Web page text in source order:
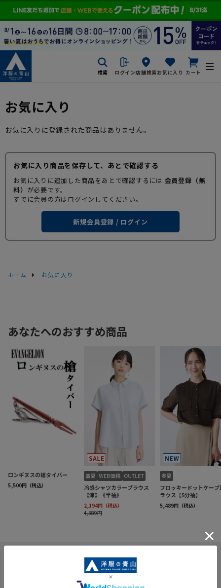
検索 ログイン店舗検索お気に入り カート
お気に入り
お気に入りに登録された商品はありません。
お気に入り商品を保存して、あとで確認する
お気に入りに追加した商品をあとで確認するには 会員登録（無
料） が必要です。
すでに会員の方はログインしてください。
新規会員登録 / ログイン
ホーム お気に入り
INFORMATION